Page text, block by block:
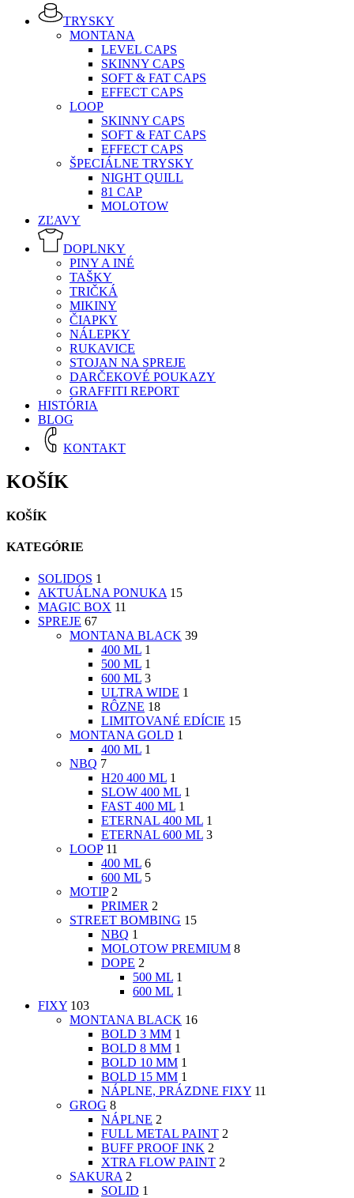
TRYSKY
MONTANA
LEVEL CAPS
SKINNY CAPS
SOFT & FAT CAPS
EFFECT CAPS
LOOP
SKINNY CAPS
SOFT & FAT CAPS
EFFECT CAPS
ŠPECIÁLNE TRYSKY
NIGHT QUILL
81 CAP
MOLOTOW
ZĽAVY
DOPLNKY
PINY A INÉ
TAŠKY
TRIČKÁ
MIKINY
ČIAPKY
NÁLEPKY
RUKAVICE
STOJAN NA SPREJE
DARČEKOVÉ POUKAZY
GRAFFITI REPORT
HISTÓRIA
BLOG
KONTAKT
KOŠÍK
KOŠÍK
KATEGÓRIE
SOLIDOS 1
AKTUÁLNA PONUKA 15
MAGIC BOX 11
SPREJE 67
MONTANA BLACK 39
400 ML 1
500 ML 1
600 ML 3
ULTRA WIDE 1
RÔZNE 18
LIMITOVANÉ EDÍCIE 15
MONTANA GOLD 1
400 ML 1
NBQ 7
H20 400 ML 1
SLOW 400 ML 1
FAST 400 ML 1
ETERNAL 400 ML 1
ETERNAL 600 ML 3
LOOP 11
400 ML 6
600 ML 5
MOTIP 2
PRIMER 2
STREET BOMBING 15
NBQ 1
MOLOTOW PREMIUM 8
DOPE 2
500 ML 1
600 ML 1
FIXY 103
MONTANA BLACK 16
BOLD 3 MM 1
BOLD 8 MM 1
BOLD 10 MM 1
BOLD 15 MM 1
NÁPLNE, PRÁZDNE FIXY 11
GROG 8
NÁPLNE 2
FULL METAL PAINT 2
BUFF PROOF INK 2
XTRA FLOW PAINT 2
SAKURA 2
SOLID 1